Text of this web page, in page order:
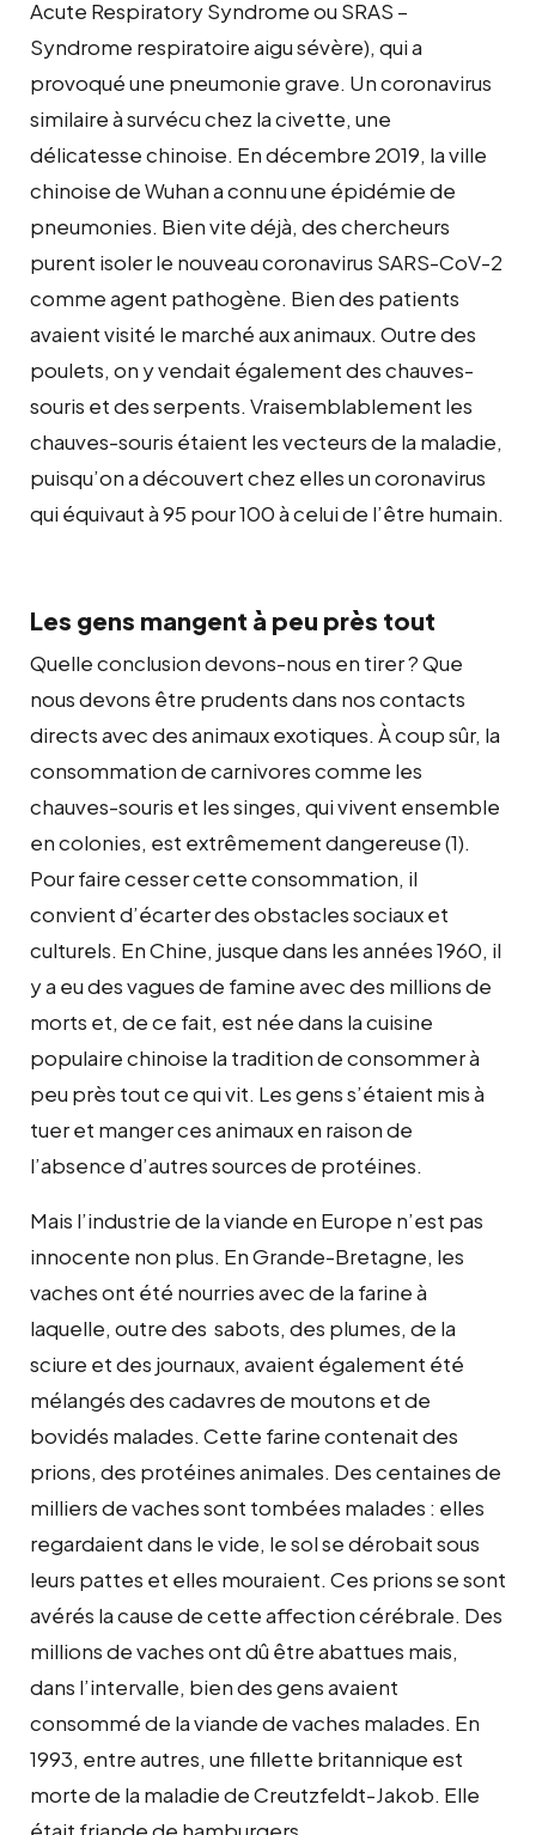
Acute Respiratory Syndrome ou SRAS –
Syndrome respiratoire aigu sévère), qui a
provoqué une pneumonie grave. Un coronavirus
similaire à survécu chez la civette, une
délicatesse chinoise. En décembre 2019, la ville
chinoise de Wuhan a connu une épidémie de
pneumonies. Bien vite déjà, des chercheurs
purent isoler le nouveau coronavirus SARS-CoV-2
comme agent pathogène. Bien des patients
avaient visité le marché aux animaux. Outre des
poulets, on y vendait également des chauves-
souris et des serpents. Vraisemblablement les
chauves-souris étaient les vecteurs de la maladie,
puisqu’on a découvert chez elles un coronavirus
qui équivaut à 95 pour 100 à celui de l’être humain.
Les gens mangent à peu près tout
Quelle conclusion devons-nous en tirer ? Que
nous devons être prudents dans nos contacts
directs avec des animaux exotiques. À coup sûr, la
consommation de carnivores comme les
chauves-souris et les singes, qui vivent ensemble
en colonies, est extrêmement dangereuse (1).
Pour faire cesser cette consommation, il
convient d’écarter des obstacles sociaux et
culturels. En Chine, jusque dans les années 1960, il
y a eu des vagues de famine avec des millions de
morts et, de ce fait, est née dans la cuisine
populaire chinoise la tradition de consommer à
peu près tout ce qui vit. Les gens s’étaient mis à
tuer et manger ces animaux en raison de
l’absence d’autres sources de protéines.
Mais l’industrie de la viande en Europe n’est pas
innocente non plus. En Grande-Bretagne, les
vaches ont été nourries avec de la farine à
laquelle, outre des sabots, des plumes, de la
sciure et des journaux, avaient également été
mélangés des cadavres de moutons et de
bovidés malades. Cette farine contenait des
prions, des protéines animales. Des centaines de
milliers de vaches sont tombées malades : elles
regardaient dans le vide, le sol se dérobait sous
leurs pattes et elles mouraient. Ces prions se sont
avérés la cause de cette affection cérébrale. Des
millions de vaches ont dû être abattues mais,
dans l’intervalle, bien des gens avaient
consommé de la viande de vaches malades. En
1993, entre autres, une fillette britannique est
morte de la maladie de Creutzfeldt-Jakob. Elle